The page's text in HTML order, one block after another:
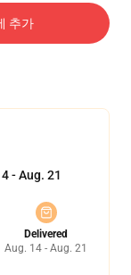
추가
- Aug. 21
Delivered
Aug. 14 - Aug. 21